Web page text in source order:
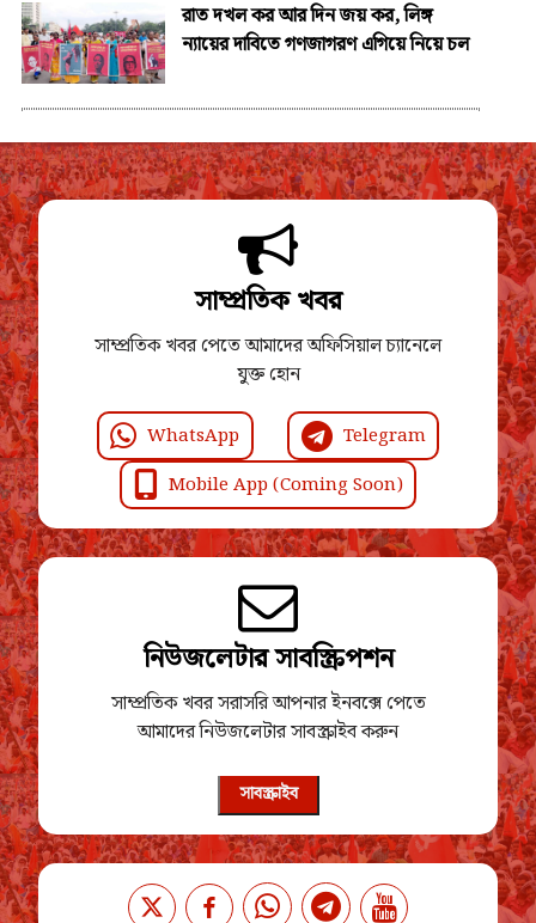
রাত দখল কর আর দিন জয় কর, লিঙ্গ
ন্যায়ের দাবিতে গণজাগরণ এগিয়ে নিয়ে চল
সাম্প্রতিক খবর
সাম্প্রতিক খবর পেতে আমাদের অফিসিয়াল চ্যানেলে
যুক্ত হোন
WhatsApp
Telegram
Mobile App (Coming Soon)
নিউজলেটার সাবস্ক্রিপশন
সাম্প্রতিক খবর সরাসরি আপনার ইনবক্সে পেতে
আমাদের নিউজলেটার সাবস্ক্রাইব করুন
সাবস্ক্রাইব